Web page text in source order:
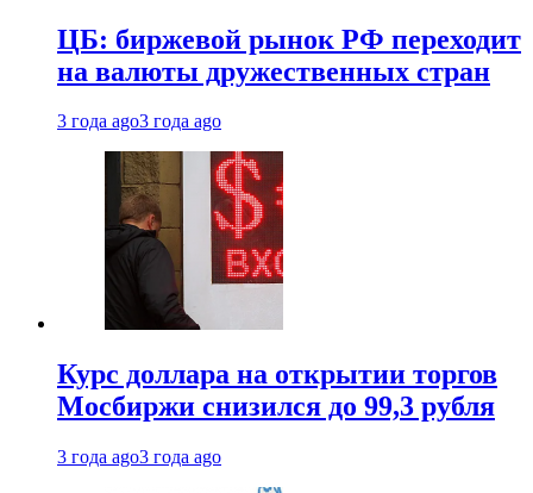
ЦБ: биржевой рынок РФ переходит
на валюты дружественных стран
3 года ago3 года ago
Курс доллара на открытии торгов
Мосбиржи снизился до 99,3 рубля
3 года ago3 года ago